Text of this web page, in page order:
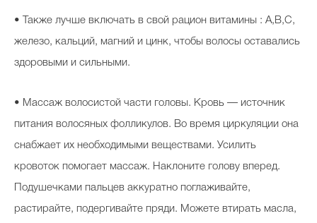
• Также лучше включать в свой рацион витамины : А,В,С,
железо, кальций, магний и цинк, чтобы волосы оставались
здоровыми и сильными.
• Массаж волосистой части головы. Кровь — источник
питания волосяных фолликулов. Во время циркуляции она
снабжает их необходимыми веществами. Усилить
кровоток помогает массаж. Наклоните голову вперед.
Подушечками пальцев аккуратно поглаживайте,
растирайте, подергивайте пряди. Можете втирать масла,